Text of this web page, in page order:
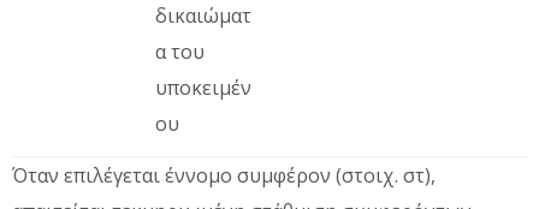
δικαιώματ
α του
υποκειμέν
ου
Όταν επιλέγεται έννομο συμφέρον (στοιχ. στ),